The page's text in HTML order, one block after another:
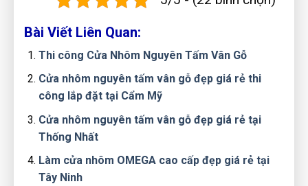
Bài Viết Liên Quan:
Thi công Cửa Nhôm Nguyên Tấm Vân Gỗ
Cửa nhôm nguyên tấm vân gỗ đẹp giá rẻ thi
công lắp đặt tại Cẩm Mỹ
Cửa nhôm nguyên tấm vân gỗ đẹp giá rẻ tại
Thống Nhất
Làm cửa nhôm OMEGA cao cấp đẹp giá rẻ tại
Tây Ninh